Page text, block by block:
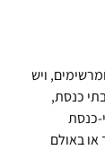
ויש
כנסת,
כנסת
באולם